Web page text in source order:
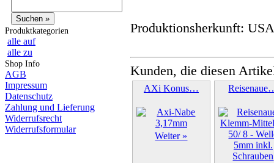
Produktkategorien
alle auf
alle zu
Shop Info
AGB
Impressum
Datenschutz
Zahlung und Lieferung
Widerrufsrecht
Widerrufsformular
Produktionsherkunft: USA
Kunden, die diesen
AXi Konus…
Weiter »